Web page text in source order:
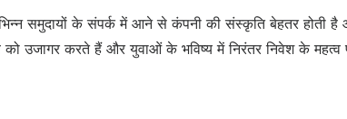
समुदायों के संपर्क में आने से कंपनी की संस्कृति बेहतर होती है
को उजागर करते हैं और युवाओं के भविष्य में निरंतर निवेश के